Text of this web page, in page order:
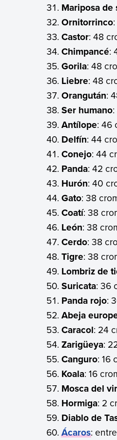
Mariposa de
Ornitorrinco
Castor: 48
Chimpancé:
Gorila: 48
Liebre: 48
Orangután:
Ser humano
Antílope: 46
Delfín: 44
Conejo: 44
Panda: 42
Hurón: 40
Gato: 38
Coatí: 38
León: 38
Cerdo: 38
Tigre: 38
Lombriz de
Suricata: 36
Panda rojo:
Abeja
Caracol: 24
Zarigüeya:
Canguro: 16
Koala: 16
Mosca del
Hormiga: 2
Diablo de
Ácaros: